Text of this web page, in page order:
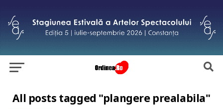
All posts tagged "plangere prealabila"